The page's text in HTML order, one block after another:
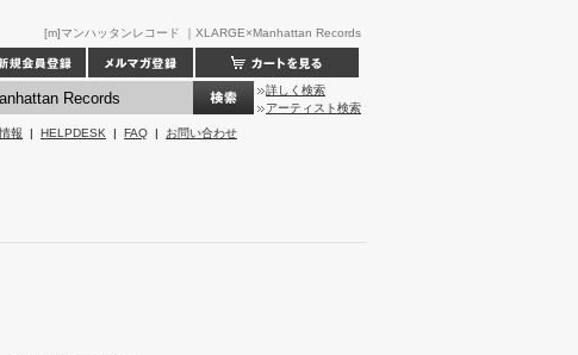
[m]マンハッタンレコード ｜XLARGE×Manhattan Records
詳しく検索
アーティスト検索
報 | HELPDESK | FAQ | お問い合わせ